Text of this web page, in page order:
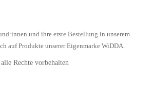
und ihre erste Bestellung in unserem
auf Produkte unserer Eigenmarke WiDDA.
Rechte vorbehalten